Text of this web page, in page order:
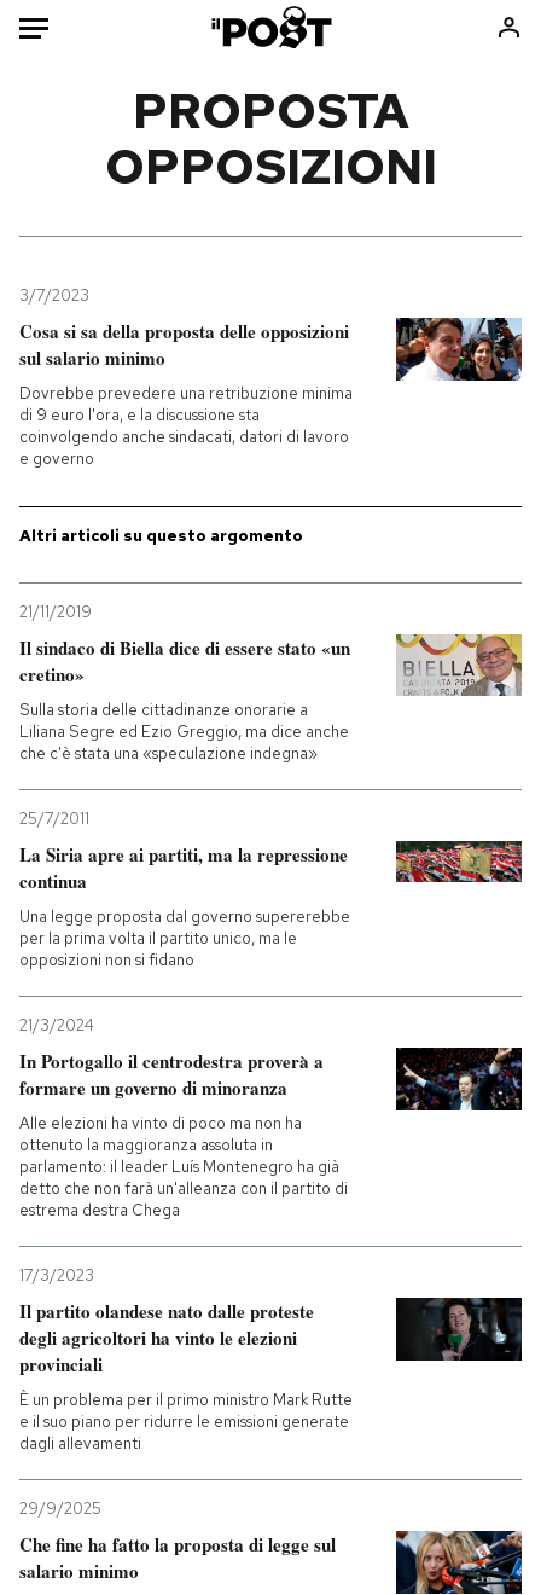
Mondo
Tecnologia
Internet
Cultura
Economia
Libri
Ok Boomer!
Altrecose
PODCAST
NEWSLETTER
I MIEI PREFERITI
SHOP
CALENDARIO
PROPOSTA
OPPOSIZIONI
3/7/2023
Cosa si sa della proposta delle opposizioni
sul salario minimo
Dovrebbe prevedere una retribuzione minima
di 9 euro l'ora, e la discussione sta
coinvolgendo anche sindacati, datori di lavoro
e governo
Altri articoli su questo argomento
21/11/2019
Il sindaco di Biella dice di essere stato «un
cretino»
Sulla storia delle cittadinanze onorarie a
Liliana Segre ed Ezio Greggio, ma dice anche
che c'è stata una «speculazione indegna»
25/7/2011
La Siria apre ai partiti, ma la repressione
continua
Una legge proposta dal governo supererebbe
per la prima volta il partito unico, ma le
opposizioni non si fidano
21/3/2024
In Portogallo il centrodestra proverà a
formare un governo di minoranza
Alle elezioni ha vinto di poco ma non ha
ottenuto la maggioranza assoluta in
parlamento: il leader Luís Montenegro ha già
detto che non farà un'alleanza con il partito di
estrema destra Chega
17/3/2023
Il partito olandese nato dalle proteste
degli agricoltori ha vinto le elezioni
provinciali
È un problema per il primo ministro Mark Rutte
e il suo piano per ridurre le emissioni generate
dagli allevamenti
29/9/2025
Che fine ha fatto la proposta di legge sul
salario minimo